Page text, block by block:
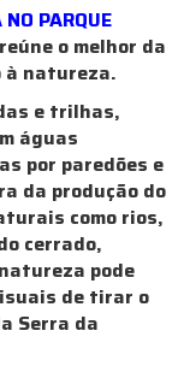
PARQUE
o melhor da
à natureza.
e trilhas,
águas
por paredões e
da produção do
como rios,
cerrado,
pode
de tirar o
Serra da